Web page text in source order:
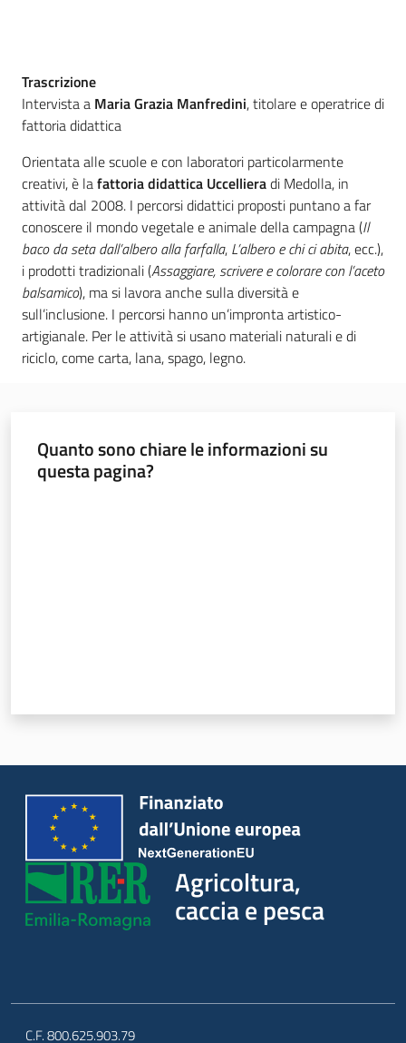
pesca
Argomenti
Novità
Servizi
Leggi atti bandi
Piani programmi
Trascrizione
Intervista a Maria Grazia Manfredini, titolare e operatrice di
fattoria didattica
Orientata alle scuole e con laboratori particolarmente
creativi, è lafattoria didattica Uccellieradi Medolla, in
attività dal 2008. I percorsi didattici proposti puntano a far
conoscere il mondo vegetale e animale della campagna (Il
baco da seta dall’albero alla farfalla, L’albero e chi ci abita, ecc.),
i prodotti tradizionali (Assaggiare, scrivere e colorare con l’aceto
balsamico), ma si lavora anche sulla diversità e
sull’inclusione. I percorsi hanno un’impronta artistico-
artigianale. Per le attività si usano materiali naturali e di
riciclo, come carta, lana, spago, legno.
Quanto sono chiare le informazioni su
questa pagina?
Agricoltura,
caccia e pesca
C.F. 800.625.903.79